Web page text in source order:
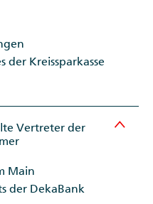
der Kreissparkasse
Vertreter der
Main
der DekaBank